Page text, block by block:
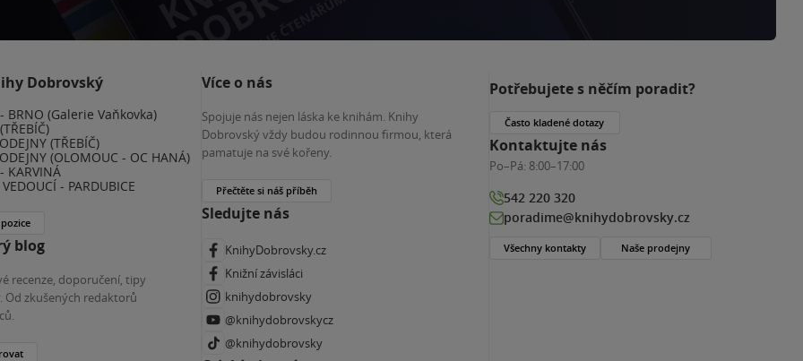
Dobrovský
BRNO (Galerie Vaňkovka)
(TŘEBÍČ)
(OLOMOUC - OC HANÁ)
KARVINÁ
- PARDUBICE
blog
recenze, doporučení, tipy
Od zkušených redaktorů
Více o nás
Spojuje nás nejen láska ke knihám. Knihy
Dobrovský vždy budou rodinnou firmou, která
pamatuje na své kořeny.
Přečtěte si náš příběh
Sledujte nás
KnihyDobrovsky.cz
Knižní závisláci
knihydobrovsky
@knihydobrovskycz
@knihydobrovsky
Potřebujete s něčím poradit?
Často kladené dotazy
Kontaktujte nás
Po–Pá: 8:00–17:00
542 220 320
poradime@knihydobrovsky.cz
Všechny kontakty Naše prodejny